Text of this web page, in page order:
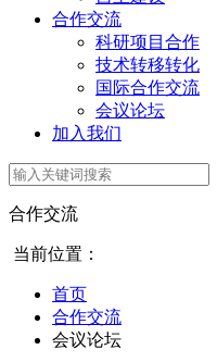
合作交流
科研项目合作
技术转移转化
国际合作交流
会议论坛
加入我们
合作交流
当前位置：
首页
合作交流
会议论坛